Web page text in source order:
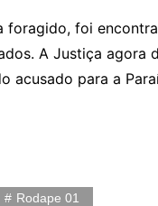
foragido, foi
A Justiça agora
acusado para a
Rodape 01